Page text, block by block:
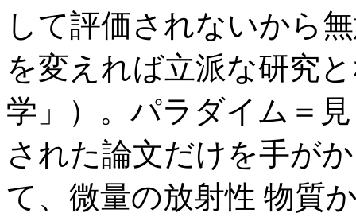
して評価されないから
を変えれば立派な研究
学」）。パラダイム＝
された論文だけを手が
て、微量の放射性 物質